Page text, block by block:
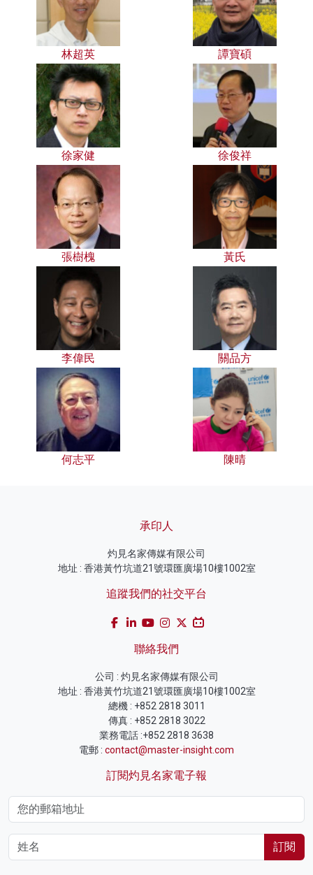
林超英 譚寶碩
徐家健 徐俊祥
張樹槐 黃氏
李偉民 關品方
何志平 陳晴
承印人
灼見名家傳媒有限公司
地址 : 香港黃竹坑道21號環匯廣場10樓1002室
追蹤我們的社交平台
聯絡我們
公司 : 灼見名家傳媒有限公司
地址 : 香港黃竹坑道21號環匯廣場10樓1002室
總機 : +852 2818 3011
傳真 : +852 2818 3022
業務電話 :+852 2818 3638
電郵 : contact@master-insight.com
訂閱灼見名家電子報
訂閱